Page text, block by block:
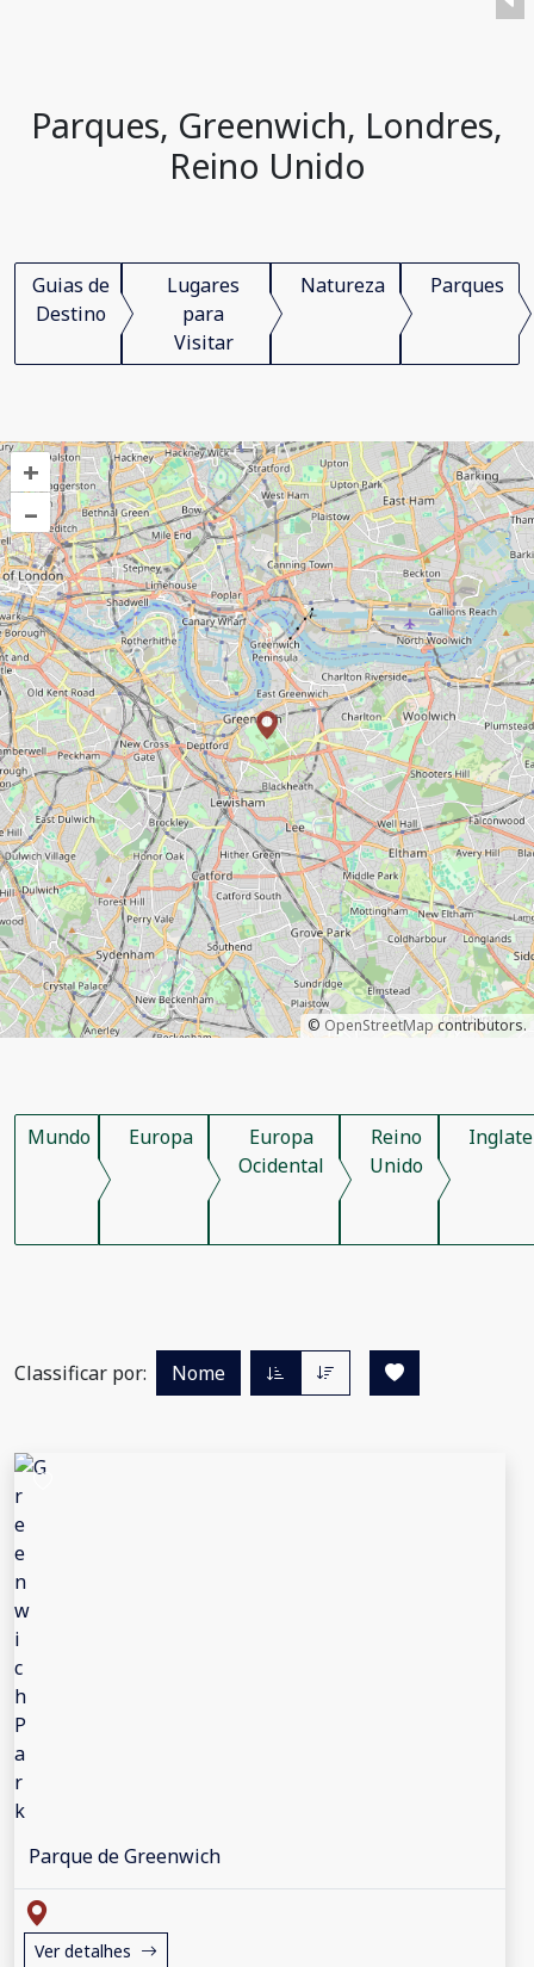
Parques, Greenwich, Londres,
Reino Unido
Guias de
Destino
Lugares
para
Visitar
Natureza Parques
+
–
© OpenStreetMapcontributors.
Mundo Europa
Europa
Ocidental
Reino
Unido
Classificar por: Nome
Parque de Greenwich
Ver detalhes